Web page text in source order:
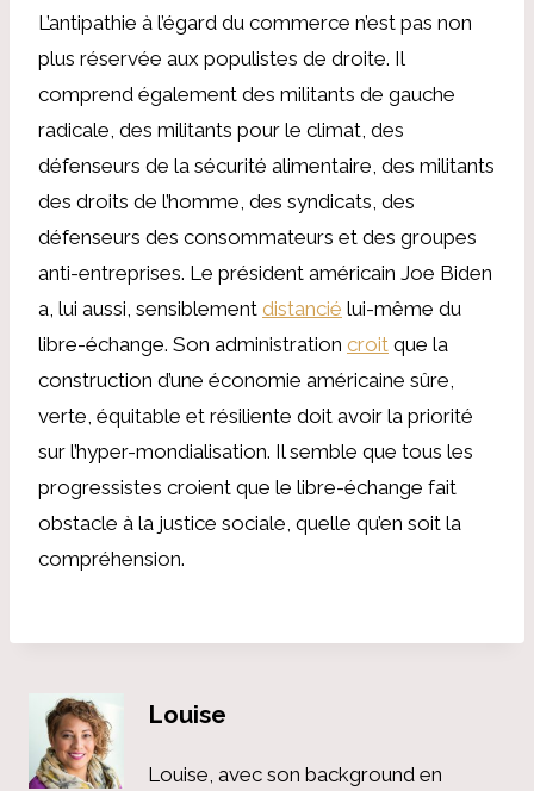
L’antipathie à l’égard du commerce n’est pas non
plus réservée aux populistes de droite. Il
comprend également des militants de gauche
radicale, des militants pour le climat, des
défenseurs de la sécurité alimentaire, des militants
des droits de l’homme, des syndicats, des
défenseurs des consommateurs et des groupes
anti-entreprises. Le président américain Joe Biden
a, lui aussi, sensiblement distancié lui-même du
libre-échange. Son administration croit que la
construction d’une économie américaine sûre,
verte, équitable et résiliente doit avoir la priorité
sur l’hyper-mondialisation. Il semble que tous les
progressistes croient que le libre-échange fait
obstacle à la justice sociale, quelle qu’en soit la
compréhension.
Louise
Louise, avec son background en